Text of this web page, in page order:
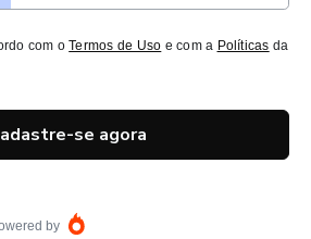
com oTermos de Uso e com a Políticas da
se agora
by